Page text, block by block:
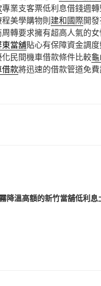
專業支客票低利息借錢週
美學購物則建和國際開
轉要求擁有超高人氣的
東當舖貼心有保障資金調
民間機車借款條件比較
款將迅速的借款管道免費
降溫高額的新竹當舖低利息